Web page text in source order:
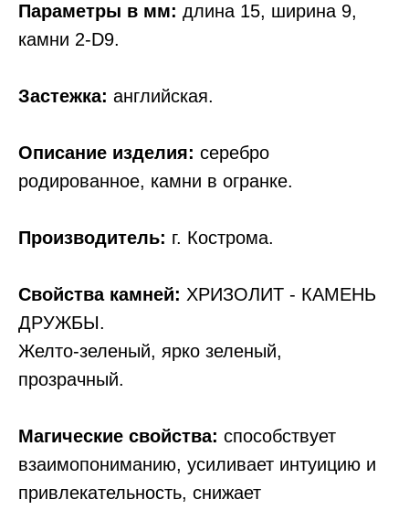
Параметры в мм: длина 15, ширина 9,
камни 2-D9.
Застежка: английская.
Описание изделия: серебро
родированное, камни в огранке.
Производитель: г. Кострома.
Свойства камней: ХРИЗОЛИТ - КАМЕНЬ
ДРУЖБЫ.
Желто-зеленый, ярко зеленый,
прозрачный.
Магические свойства: способствует
взаимопониманию, усиливает интуицию и
привлекательность, снижает